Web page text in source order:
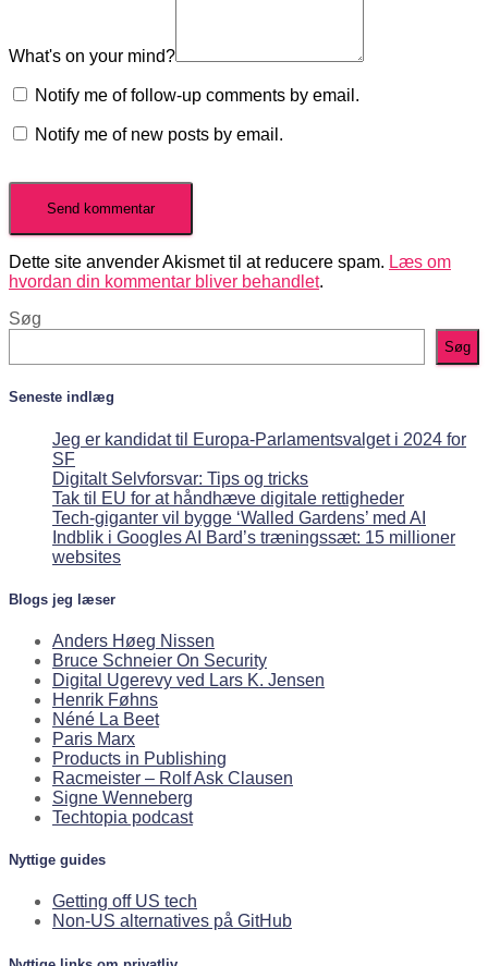
What's on your mind?
Notify me of follow-up comments by email.
Notify me of new posts by email.
Dette site anvender Akismet til at reducere spam. Læs om
hvordan din kommentar bliver behandlet.
Søg
Søg
Seneste indlæg
Jeg er kandidat til Europa-Parlamentsvalget i 2024 for
SF
Digitalt Selvforsvar: Tips og tricks
Tak til EU for at håndhæve digitale rettigheder
Tech-giganter vil bygge ‘Walled Gardens’ med AI
Indblik i Googles AI Bard’s træningssæt: 15 millioner
websites
Blogs jeg læser
Anders Høeg Nissen
Bruce Schneier On Security
Digital Ugerevy ved Lars K. Jensen
Henrik Føhns
Néné La Beet
Paris Marx
Products in Publishing
Racmeister – Rolf Ask Clausen
Signe Wenneberg
Techtopia podcast
Nyttige guides
Getting off US tech
Non-US alternatives på GitHub